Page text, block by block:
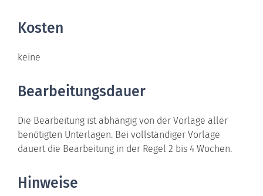
Kosten
keine
Bearbeitungsdauer
Die Bearbeitung ist abhängig von der Vorlage aller
benötigten Unterlagen. Bei vollständiger Vorlage
dauert die Bearbeitung in der Regel 2 bis 4 Wochen.
Hinweise